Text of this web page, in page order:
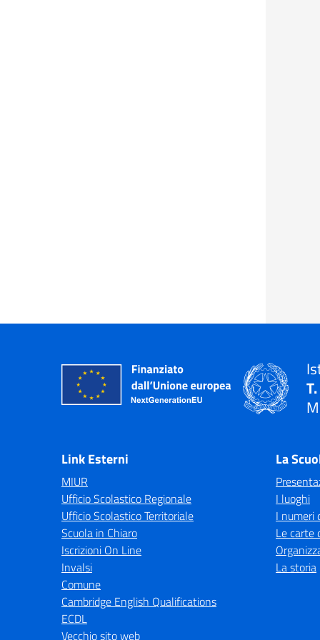
Link Esterni
MIUR
Ufficio Scolastico Regionale
Ufficio Scolastico Territoriale
Scuola in Chiaro
Iscrizioni On Line
Invalsi
Comune
Cambridge English Qualifications
ECDL
Vecchio sito web
La
I luoghi
I numeri
Le carte
La storia